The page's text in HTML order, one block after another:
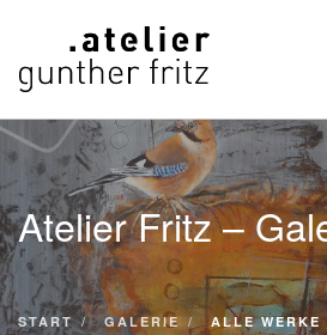
START
WERKE
VITA
KONTAKT
GALERIE
Atelier Fritz –
START GALERIE ALLE WERKE